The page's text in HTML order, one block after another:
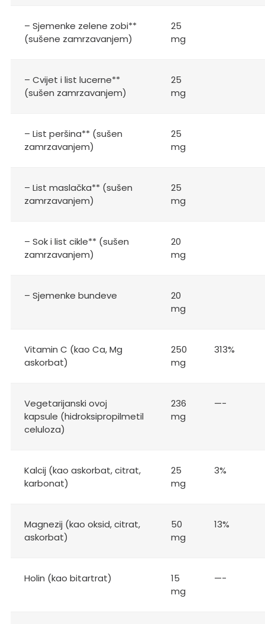
– Sjemenke zelene zobi**
(sušene zamrzavanjem)
25
mg
– Cvijet i list lucerne**
(sušen zamrzavanjem)
25
mg
– List peršina** (sušen
zamrzavanjem)
25
mg
– List maslačka** (sušen
zamrzavanjem)
25
mg
– Sok i list cikle** (sušen
zamrzavanjem)
20
mg
– Sjemenke bundeve
20
mg
Vitamin C (kao Ca, Mg
askorbat)
250
mg
313%
Vegetarijanski ovoj
kapsule (hidroksipropilmetil
celuloza)
236
mg
—-
Kalcij (kao askorbat, citrat,
karbonat)
25
mg
3%
Magnezij (kao oksid, citrat,
askorbat)
50
mg
13%
Holin (kao bitartrat)
15
mg
—-